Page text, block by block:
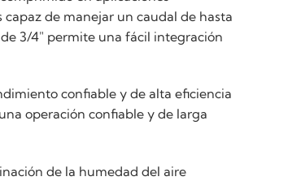
de manejar un caudal de hasta
3/4" permite una fácil integración
confiable y de alta eficiencia
operación confiable y de larga
de la humedad del aire